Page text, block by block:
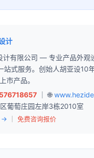
计
计有限公司 — 专业产品外观
站式服务。创始人胡亚设10
市产品。
｜ 🌐
区葡萄庄园左岸3栋2010室
→ 免费咨询报价